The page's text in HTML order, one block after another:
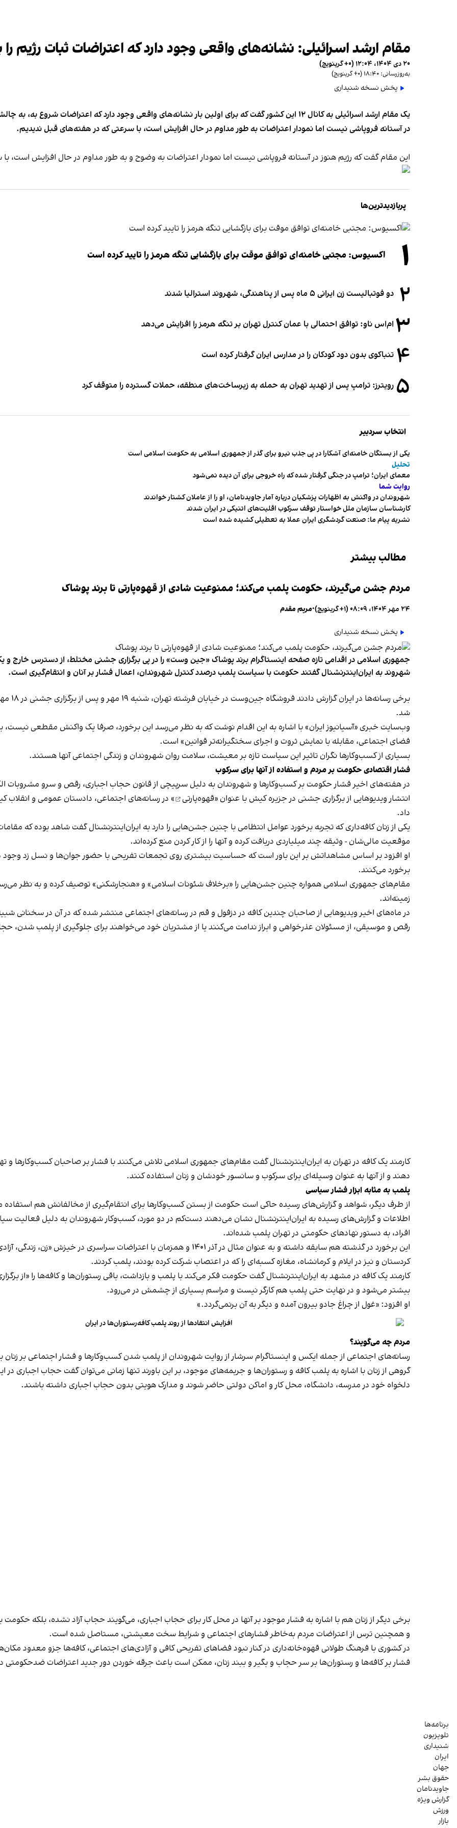
مقام ارشد اسرائیلی: نشانه‌های واقعی وجود دارد که اعتراضات ثبات
۲۰ دی ۱۴۰۴، ۱۲:۰۴ (‎+۰ گرینویچ)
به‌روزرسانی: ۱۸:۴۰ (‎+۰ گرینویچ)
پخش نسخه شنیداری
یک مقام ارشد اسرائیلی به کانال ۱۲ این کشور گفت که برای اولین بار نشانه‌های واقعی وجود دارد که اعتراضات
در آستانه فروپاشی نیست اما نمودار اعتراضات به طور مداوم در حال افزایش است، با سرعتی که در هفته‌های قبل ندیدیم.
این مقام گفت که رژیم هنوز در آستانه فروپاشی نیست اما نمودار اعتراضات به وضوح و به طور مداوم در حال افزایش است،
پربازدیدترین‌ها
۱ اکسیوس: مجتبی خامنه‌ای توافق موقت برای بازگشایی تنگه هرمز را تایید کرده است
۲ دو فوتبالیست زن ایرانی ۵ ماه پس از پناهندگی، شهروند استرالیا شدند
۳ ام‌اس ناو: توافق احتمالی با عمان کنترل تهران بر تنگه هرمز را افزایش می‌دهد
۴ تنباکوی بدون دود کودکان را در مدارس ایران گرفتار کرده است
۵ رویترز: ترامپ پس از تهدید تهران به حمله به زیرساخت‌های منطقه، حملات گسترده را متوقف کرد
انتخاب سردبیر
یکی از بستگان خامنه‌ای آشکارا در پی جذب نیرو برای گذر از جمهوری اسلامی به حکومت اسلامی است
تحلیل
معمای ایران؛ ترامپ در جنگی گرفتار شده که راه خروجی برای آن دیده نمی‌شود
روایت شما
شهروندان در واکنش به اظهارات پزشکیان درباره آمار جاویدنامان، او را از عاملان کشتار خواندند
کارشناسان سازمان ملل خواستار توقف سرکوب اقلیت‌های اتنیکی در ایران شدند
نشریه پیام ما: صنعت گردشگری ایران عملا به تعطیلی کشیده شده است
مطالب بیشتر
مردم جشن می‌گیرند، حکومت پلمب می‌کند؛ ممنوعیت شادی از قهوه‌پارتی تا برند پوشاک
۲۴ مهر ۱۴۰۴، ۰۸:۰۹ (‎+۱ گرینویچ) •مریم مقدم
پخش نسخه شنیداری
جمهوری اسلامی در اقدامی تازه صفحه اینستاگرام برند پوشاک «جین وست» را در پی برگزاری جشنی مختلط، از دسترس خارج و
شهروند به ایران‌اینترنشنال گفتند حکومت با سیاست پلمب درصدد کنترل شهروندان، اعمال فشار بر آنان و انتقام‌گیری است.
برخی
شد.
وب‌سایت خبری «آسیانیوز ایران» با اشاره به این اقدام نوشت که به نظر می‌رسد این برخورد، صرفا یک واکنش مقطعی نیست،
فضای اجتماعی، مقابله با نمایش ثروت و اجرای سختگیرانه‌تر قوانین» است.
بسیاری از کسب‌وکارها نگران تاثیر این سیاست‌ تازه بر معیشت، سلامت روان شهروندان و زندگی اجتماعی آنها هستند.
فشار اقتصادی حکومت بر مردم و استفاده از آنها برای سرکوب
در هفته‌های اخیر فشار حکومت بر کسب‌وکارها و شهروندان به دلیل سرپیچی از قانون حجاب اجباری، رقص و سرو مشروبات
انتشار ویدیوهایی از برگزاری جشنی در جزیره کیش با عنوان «قهوه‌پارتی
» در رسانه‌های اجتماعی، دادستان عمومی و انقلاب
داد.
یکی از زنان کافه‌داری که تجربه برخورد عوامل انتظامی با چنین جشن‌هایی را دارد به ایران‌اینترنشنال گفت شاهد بوده که
موقعیت مالی‌شان - وثیقه چند میلیاردی دریافت کرده و آنها را از کار کردن منع کرده‌اند.
او افزود بر اساس مشاهداتش بر این باور است که حساسیت بیشتری روی تجمعات تفریحی با حضور جوان‌ها و نسل زد وجود
برخورد می‌کنند.
مقام‌های جمهوری اسلامی همواره چنین جشن‌هایی را «برخلاف شئونات اسلامی» و «هنجارشکنی» توصیف کرده و به نظر می‌رسد
زمینه‌اند.
در ماه‌های اخیر ویدیوهایی از صاحبان چندین کافه در دزفول و قم در رسانه‌های اجتماعی منتشر شده که در آن در سخنانی
رقص و موسیقی، از مسئولان عذرخواهی و ابراز ندامت می‌کنند یا از مشتریان خود می‌خواهند برای جلوگیری از پلمب شدن،
کارمند یک کافه در تهران به ایران‌اینترنشنال گفت مقام‌های جمهوری اسلامی تلاش می‌کنند با فشار بر صاحبان کسب‌وکارها و
دهند و از آنها به عنوان وسیله‌ای برای سرکوب و سانسور خودشان و زنان استفاده کنند.
پلمب به مثابه ابزار فشار سیاسی
از طرف دیگر، شواهد و گزارش‌های رسیده حاکی است حکومت از بستن کسب‌وکارها برای انتقام‌گیری از مخالفانش هم استفاده
اطلاعات و گزارش‌های رسیده به ایران‌اینترنشنال نشان می‌دهند دست‌کم در دو مورد، کسب‌وکار شهروندان به دلیل فعالیت
افراد، به دستور نهادهای حکومتی در تهران پلمب شده‌اند.
این برخورد در گذشته هم سابقه داشته و به عنوان مثال در آذر ۱۴۰۱ و همزمان با
کردستان و نیز در ایلام و کرمانشاه، مغازه کسبه‌ای را که در اعتصاب شرکت کرده بودند، پلمب کردند.
کارمند یک کافه در مشهد به ایران‌اینترنشنال گفت حکومت فکر می‌کند با پلمب و بازداشت، باقی رستوران‌ها و کافه‌ها را «از
بیشتر می‌شود و در نهایت حتی پلمب هم کارگر نیست و مراسم بسیاری از چشمش در می‌رود.
او افزود: «غول از چراغ جادو بیرون آمده و دیگر به آن برنمی‎‌گردد.»
افزایش انتقادها از روند پلمب کافه‌رستوران‌ها در ایران
مردم چه می‌گویند؟
رسانه‎‌های اجتماعی از جمله ایکس و اینستاگرام سرشار از روایت شهروندان از پلمب شدن کسب‌وکارها و فشار اجتماعی بر زنان برای حجاب اجباری‌اند.
گروهی از زنان با اشاره به پلمب کافه و رستوران‌ها و جریمه‌های موجود، بر این باورند تنها زمانی می‌توان گفت حجاب اجباری در
دلخواه خود در مدرسه، دانشگاه، محل کار و اماکن دولتی حاضر شوند و مدارک هویتی بدون حجاب اجباری داشته باشند.
برخی دیگر از زنان هم با اشاره به فشار موجود بر آنها در محل کار برای حجاب اجباری، می‌گویند حجاب آزاد نشده، بلکه
و همچنین ترس از اعتراضات مردم به‌خاطر فشارهای اجتماعی و شرایط سخت معیشتی، مستاصل شده است.
در کشوری با فرهنگ طولانی قهوه‌‌خانه‌داری در کنار نبود فضاهای تفریحی کافی و آزادی‌های اجتماعی، کافه‌ها جزو معدود
فشار بر کافه‌ها و رستوران‌ها بر سر حجاب و بگیر و ببند زنان، ممکن است باعث جرقه خوردن دور جدید اعتراضات ضدحکومتی
برنامه‌ها
تلویزیون
شنیداری
ایران
جهان
حقوق بشر
جاویدنامان
گزارش ویژه
ورزش
بازار